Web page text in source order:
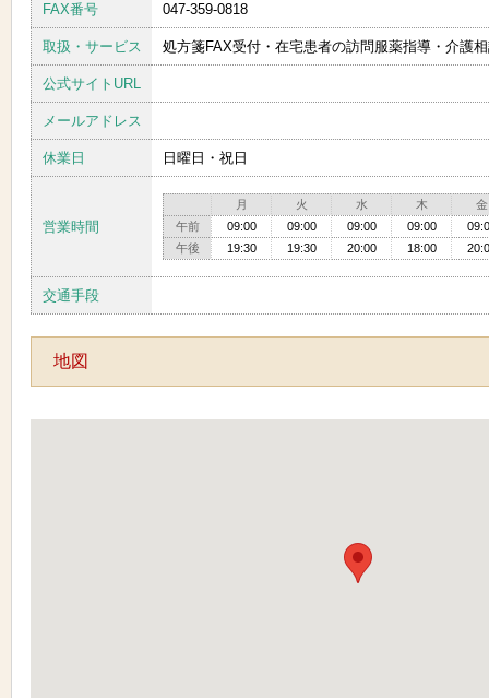
FAX番号 047-359-0818
取扱・サービス 処方箋FAX受付・在宅患者の訪問服薬指導・介護
公式サイトURL
メールアドレス
休業日 日曜日・祝日
営業時間
月 火 水 木
金
午前
09:00 09:00 09:00 09:00
午後
19:30 19:30 20:00 18:00
交通手段
地図